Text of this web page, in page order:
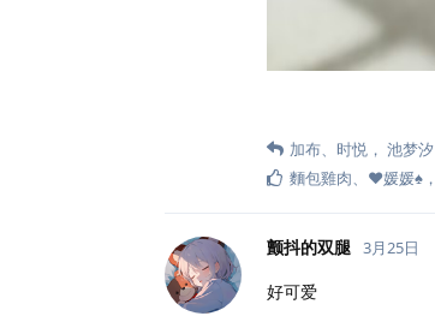
加布、 时悦 ， 池梦汐
麵包雞肉、 ❤️媛媛♠️ ，
颤抖的双腿 3月25日
好可爱